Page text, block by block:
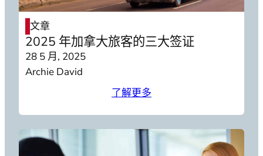
文章
2025 年加拿大旅客的三大签证
28 5 月, 2025
Archie David
了解更多